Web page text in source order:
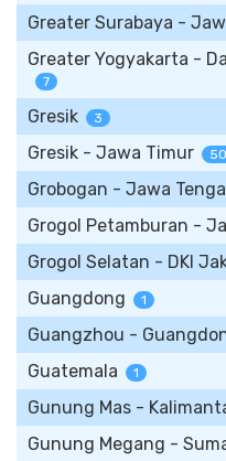
Greater Surabaya -
Greater Yogyakarta -
7
Gresik 3
Gresik - Jawa Timur 50
Grobogan - Jawa
Grogol Petamburan -
Grogol Selatan - DKI
Guangdong 1
Guangzhou -
Guatemala 1
Gunung Mas -
Gunung Megang -